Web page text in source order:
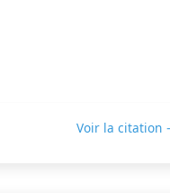
Voir la citation